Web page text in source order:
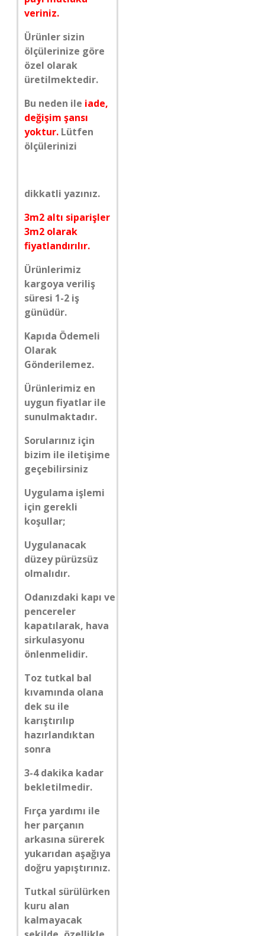
veriniz.
Ürünler sizin
ölçülerinize göre
özel olarak
üretilmektedir.
Bu neden ile iade,
değişim şansı
yoktur. Lütfen
ölçülerinizi
dikkatli yazınız.
3m2 altı siparişler
3m2 olarak
fiyatlandırılır.
Ürünlerimiz
kargoya veriliş
süresi 1-2 iş
günüdür.
Kapıda Ödemeli
Olarak
Gönderilemez.
Ürünlerimiz en
uygun fiyatlar ile
sunulmaktadır.
Sorularınız için
bizim ile iletişime
geçebilirsiniz
Uygulama işlemi
için gerekli
koşullar;
Uygulanacak
düzey pürüzsüz
olmalıdır.
Odanızdaki kapı ve
pencereler
kapatılarak, hava
sirkulasyonu
önlenmelidir.
Toz tutkal bal
kıvamında olana
dek su ile
karıştırılıp
hazırlandıktan
sonra
3-4 dakika kadar
bekletilmedir.
Fırça yardımı ile
her parçanın
arkasına sürerek
yukarıdan aşağıya
doğru yapıştırınız.
Tutkal sürülürken
kuru alan
kalmayacak